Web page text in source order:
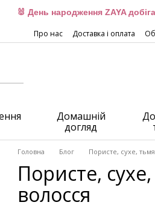
🐰 День народження ZAYA
Про нас Доставка і оплата
Домашній
догляд
Головна Блог Пористе, сухе,
Пористе,
волосся